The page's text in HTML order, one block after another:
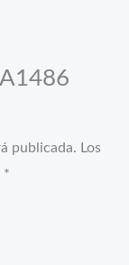
publicada. Los
*